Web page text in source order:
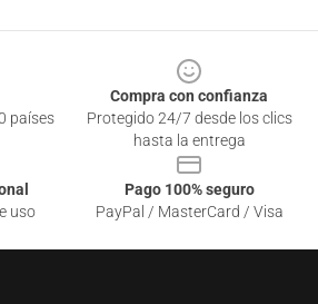
países
Compra con confianza
Protegido 24/7 desde los clics
hasta la entrega
uso
Pago 100% seguro
PayPal / MasterCard / Visa